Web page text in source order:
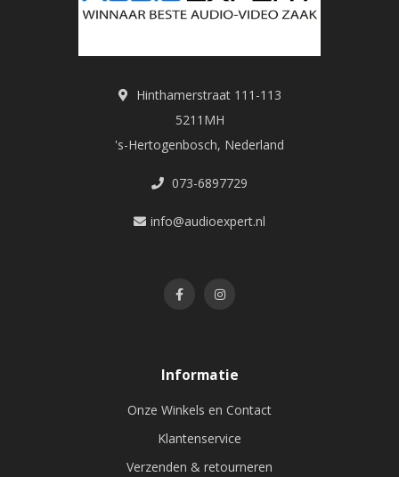
Hinthamerstraat 111-113
5211MH
's-Hertogenbosch, Nederland
073-6897729
info@audioexpert.nl
Informatie
Onze Winkels en Contact
Klantenservice
Verzenden & retourneren